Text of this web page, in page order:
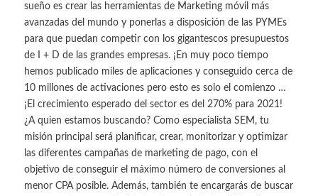
sueño es crear las herramientas de Marketing móvil más
avanzadas del mundo y ponerlas a disposición de las PYMEs
para que puedan competir con los gigantescos presupuestos
de I + D de las grandes empresas. ¡En muy poco tiempo
hemos publicado miles de aplicaciones y conseguido cerca de
10 millones de activaciones pero esto es solo el comienzo …
¡El crecimiento esperado del sector es del 270% para 2021!
¿A quien estamos buscando? Como especialista SEM, tu
misión principal será planificar, crear, monitorizar y optimizar
las diferentes campañas de marketing de pago, con el
objetivo de conseguir el máximo número de conversiones al
menor CPA posible. Además, también te encargarás de buscar